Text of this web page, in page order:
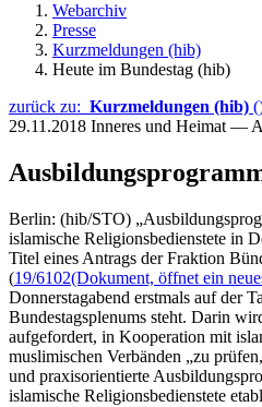
Webarchiv
Presse
Kurzmeldungen (hib)
Heute im Bundestag (hib)
zurück zu: Kurzmeldungen (hib)
29.11.2018 Inneres und Heimat —
Berlin: (hib/STO)
islamische Religionsbedienstete in
Titel eines Antrags der Fraktion
(19/6102(Dokument, öffnet ein
Donnerstagabend erstmals auf der
Bundestagsplenums steht. Darin
aufgefordert, in Kooperation mit
muslimischen Verbänden „zu
und praxisorientierte
islamische Religionsbedienstete